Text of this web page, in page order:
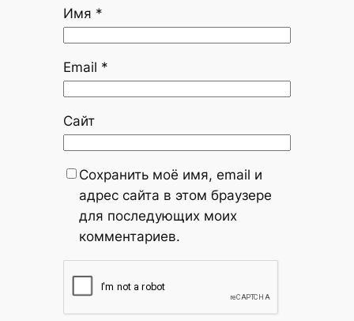
Имя *
Email *
Сайт
Сохранить моё имя, email и
адрес сайта в этом браузере
для последующих моих
комментариев.